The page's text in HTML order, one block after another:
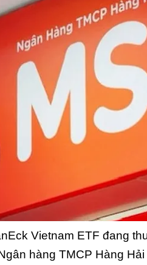
Vietnam ETF đang
hàng TMCP Hàng